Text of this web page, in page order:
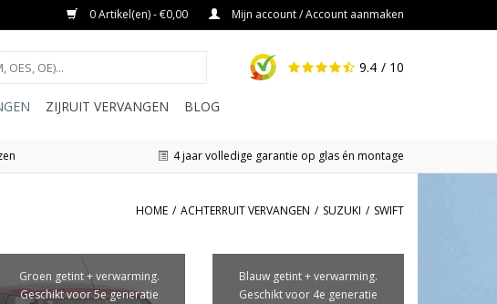
0 Artikel(en) - €0,00 Mijn account / Account aanmaken
9.4 / 10
ZIJRUIT VERVANGEN BLOG
4 jaar volledige garantie op glas én montage
HOME / ACHTERRUIT VERVANGEN / SUZUKI / SWIFT
Groen getint + verwarming.
Geschikt voor 5e generatie
Blauw getint + verwarming.
Geschikt voor 4e generatie